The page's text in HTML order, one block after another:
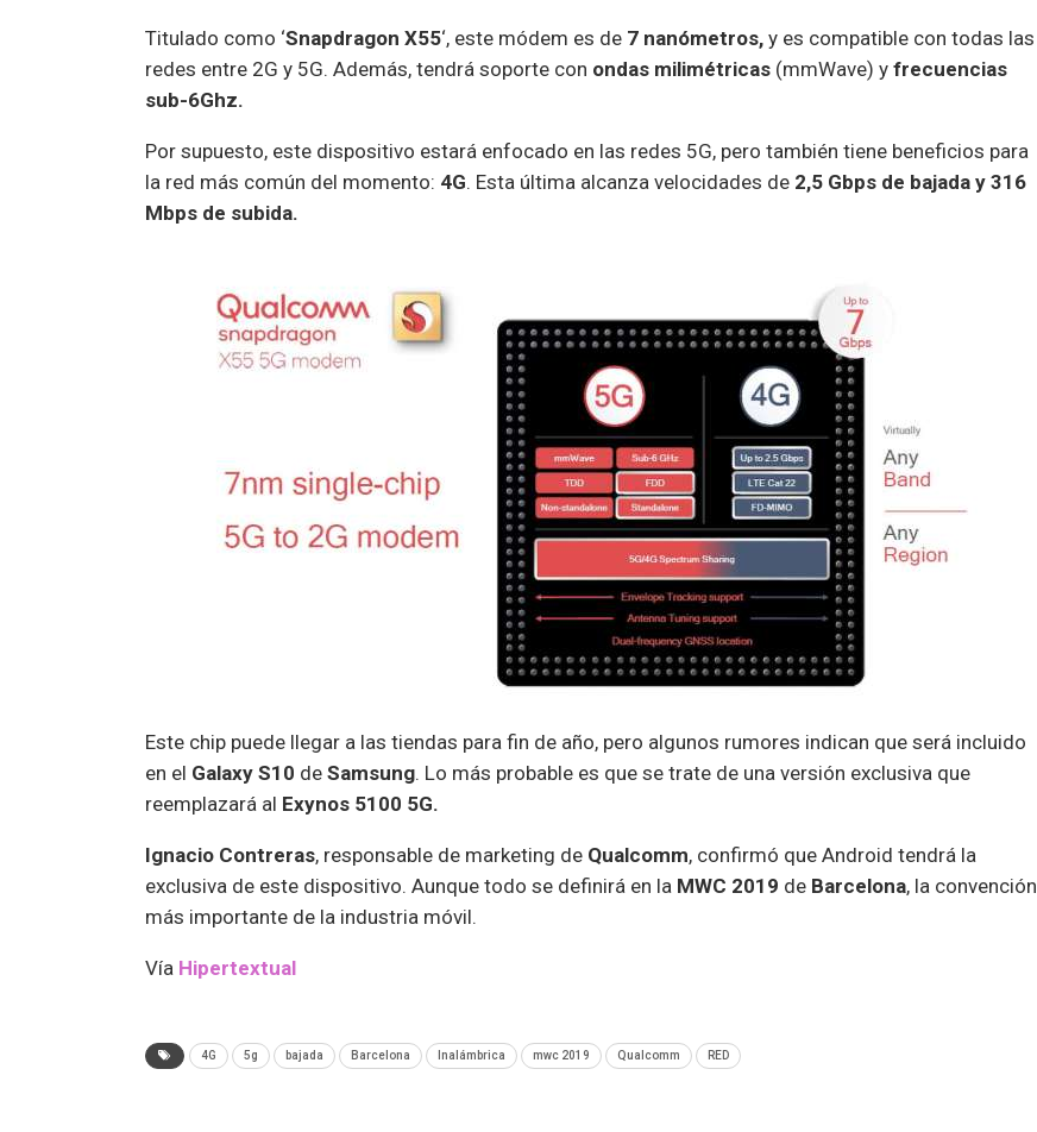
Titulado como ‘Snapdragon X55‘, este módem es de 7 nanómetros, y es compatible con todas las
redes entre 2G y 5G. Además, tendrá soporte con ondas milimétricas (mmWave) y frecuencias
sub-6Ghz.
Por supuesto, este dispositivo estará enfocado en las redes 5G, pero también tiene beneficios para
la red más común del momento: 4G. Esta última alcanza velocidades de 2,5 Gbps de bajada y 316
Mbps de subida.
Este chip puede llegar a las tiendas para fin de año, pero algunos rumores indican que será incluido
en el Galaxy S10 de Samsung. Lo más probable es que se trate de una versión exclusiva que
reemplazará al Exynos 5100 5G.
Ignacio Contreras, responsable de marketing de Qualcomm, confirmó que Android tendrá la
exclusiva de este dispositivo. Aunque todo se definirá en la MWC 2019 de Barcelona, la convención
más importante de la industria móvil.
Vía Hipertextual
4G 5g bajada Barcelona Inalámbrica mwc 2019 Qualcomm RED